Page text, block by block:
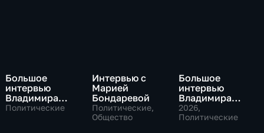
Большое
интервью
Владимира
Путина Сергею
Политические
Интервью с
Марией
Бондаревой
Политические,
Общество
Большое
интервью
Владимира
Соловьева
Роджеру
2026,
Политические